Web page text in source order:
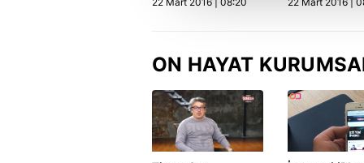
çerezler vasıtasıyla çeşitli
Çerezlere ilişkin tercihlerinizi
butonuna tıklayabilir,Çerez
6698 sayılı Kişisel Verilerin
ON HAYAT